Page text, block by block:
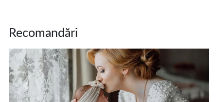
Recomandări